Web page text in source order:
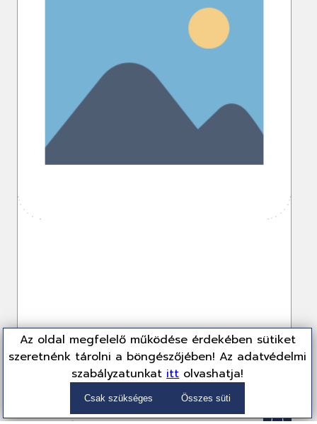
Az oldal megfelelő működése érdekében sütiket
szeretnénk tárolni a böngészőjében! Az adatvédelmi
szabályzatunkatittolvashatja!
Csak szükséges Összes süti
Intel Celeron G5925 3,6GHz 4MB LGA1200 BOX
BX80701G5925
10 649 Ft